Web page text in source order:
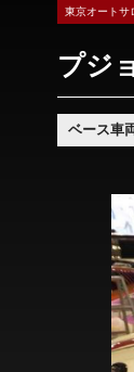
東京オートサ
プジ
ベース車